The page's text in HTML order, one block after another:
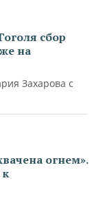
сбор
на
Захарова с
огнем».